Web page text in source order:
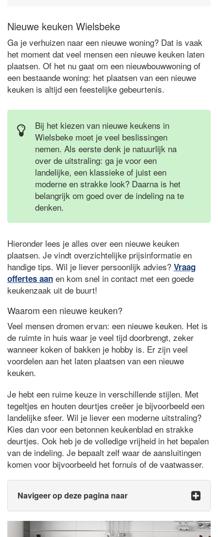
Nieuwe keuken Wielsbeke
Ga je verhuizen naar een nieuwe woning? Dat is vaak
het moment dat veel mensen een nieuwe keuken laten
plaatsen. Of het nu gaat om een nieuwbouwwoning of
een bestaande woning: het plaatsen van een nieuwe
keuken is altijd een feestelijke gebeurtenis.
Bij het kiezen van nieuwe keukens in
Wielsbeke moet je veel beslissingen
nemen. Als eerste denk je natuurlijk na
over de uitstraling: ga je voor een
landelijke, een klassieke of juist een
moderne en strakke look? Daarna is het
belangrijk om goed over de indeling na te
denken.
Hieronder lees je alles over een nieuwe keuken
plaatsen. Je vindt overzichtelijke prijsinformatie en
handige tips. Wil je liever persoonlijk advies? Vraag
offertes aan en kom snel in contact met een goede
keukenzaak uit de buurt!
Waarom een nieuwe keuken?
Veel mensen dromen ervan: een nieuwe keuken. Het is
de ruimte in huis waar je veel tijd doorbrengt, zeker
wanneer koken of bakken je hobby is. Er zijn veel
voordelen aan het laten plaatsen van een nieuwe
keuken.
Je hebt een ruime keuze in verschillende stijlen. Met
tegeltjes en houten deurtjes creëer je bijvoorbeeld een
landelijke sfeer. Wil je liever een moderne uitstraling?
Kies dan voor een betonnen keukenblad en strakke
deurtjes. Ook heb je de volledige vrijheid in het bepalen
van de indeling. Je bepaalt zelf waar de aansluitingen
komen voor bijvoorbeeld het fornuis of de vaatwasser.
Navigeer op deze pagina naar